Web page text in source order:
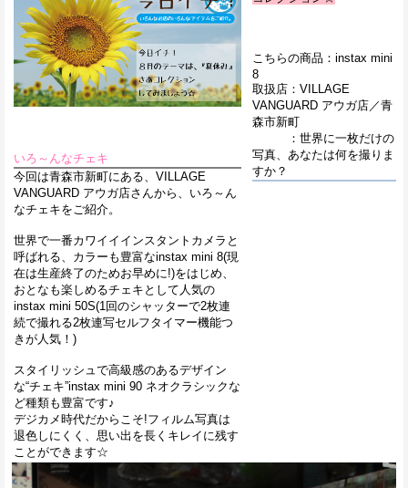
いろ～んなチェキ
今回は青森市新町にある、VILLAGE
VANGUARD アウガ店さんから、いろ～ん
なチェキをご紹介。
世界で一番カワイイインスタントカメラと
呼ばれる、カラーも豊富なinstax mini 8(現
在は生産終了のためお早めに!)をはじめ、
おとなも楽しめるチェキとして人気の
instax mini 50S(1回のシャッターで2枚連
続で撮れる2枚連写セルフタイマー機能つ
きが人気！)
スタイリッシュで高級感のあるデザイン
な“チェキ”instax mini 90 ネオクラシックな
ど種類も豊富です♪
デジカメ時代だからこそ!フィルム写真は
退色しにくく、思い出を長くキレイに残す
ことができます☆
こちらの商品：instax mini
8
取扱店：VILLAGE
VANGUARD アウガ店／青
森市新町
：世界に一枚だけの
写真、あなたは何を撮りま
すか？